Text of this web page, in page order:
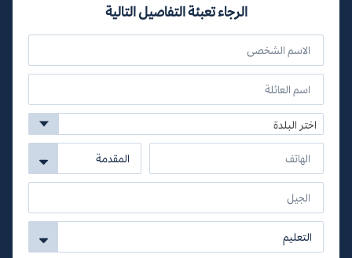
الرجاء تعبئة التفاصيل التالية
اختر البلدة